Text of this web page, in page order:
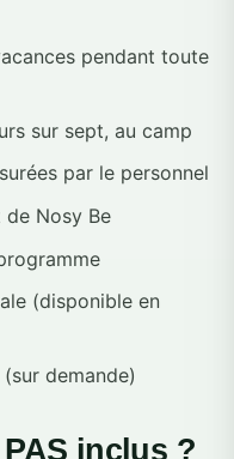
pendant toute
sur sept, au camp
par le personnel
Nosy Be
(disponible en
demande)
inclus ?